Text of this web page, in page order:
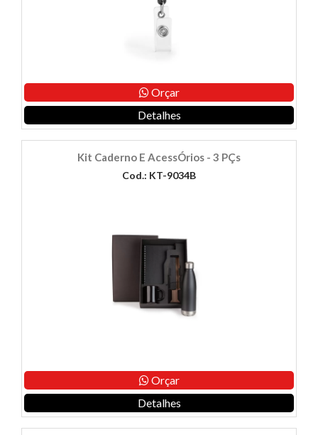
Orçar
Detalhes
Kit Caderno E AcessÓrios - 3 PÇs
Cod.: KT-9034B
Orçar
Detalhes